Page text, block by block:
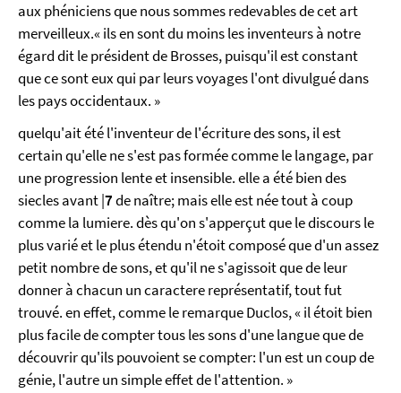
aux phéniciens que nous sommes redevables de cet art
merveilleux.« ils en sont du moins les inventeurs à notre
égard dit le président de Brosses, puisqu'il est constant
que ce sont eux qui par leurs voyages l'ont divulgué dans
les pays occidentaux. »
quelqu'ait été l'inventeur de l'écriture des sons, il est
certain qu'elle ne s'est pas formée comme le langage, par
une progression lente et insensible. elle a été bien des
siecles avant |7de naître; mais elle est née tout à coup
comme la lumiere. dès qu'on s'apperçut que le discours le
plus varié et le plus étendu n'étoit composé que d'un assez
petit nombre de sons, et qu'il ne s'agissoit que de leur
donner à chacun un caractere représentatif, tout fut
trouvé. en effet, comme le remarque Duclos, « il étoit bien
plus facile de compter tous les sons d'une langue que de
découvrir qu'ils pouvoient se compter: l'un est un coup de
génie, l'autre un simple effet de l'attention. »